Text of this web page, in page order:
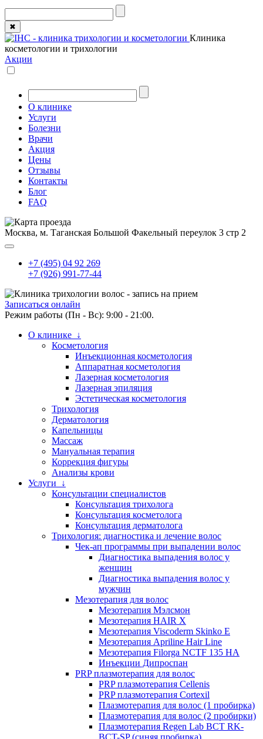
✖
Клиника
косметологии и трихологии
Акции
О клинике
Услуги
Болезни
Врачи
Акция
Цены
Отзывы
Контакты
Блог
FAQ
Москва, м. Таганская Большой Факельный переулок 3 стр 2
+7 (495) 04 92 269
+7 (926) 991-77-44
Записаться онлайн
Режим работы (Пн - Вс): 9:00 - 21:00.
О клинике ↓
Косметология
Инъекционная косметология
Аппаратная косметология
Лазерная косметология
Лазерная эпиляция
Эстетическая косметология
Трихология
Дерматология
Капельницы
Массаж
Мануальная терапия
Коррекция фигуры
Анализы крови
Услуги ↓
Консультации специалистов
Консультация трихолога
Консультация косметолога
Консультация дерматолога
Трихология: диагностика и лечение волос
Чек-ап программы при выпадении волос
Диагностика выпадения волос у
женщин
Диагностика выпадения волос у
мужчин
Мезотерапия для волос
Мезотерапия Мэлсмон
Мезотерапия HAIR X
Мезотерапия Viscoderm Skinko E
Мезотерапия Apriline Hair Line
Мезотерапия Filorga NCTF 135 HA
Инъекции Дипроспан
PRP плазмотерапия для волос
PRP плазмотерапия Cellenis
PRP плазмотерапия Cortexil
Плазмотерапия для волос (1 пробирка)
Плазмотерапия для волос (2 пробирки)
Плазмотерапия Regen Lab BCT RK-
BCT-SP (синяя пробирка)